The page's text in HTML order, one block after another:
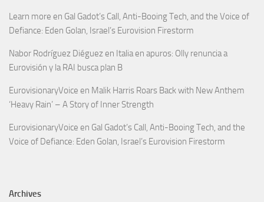
Learn more en Gal Gadot’s Call, Anti-Booing Tech, and the Voice of
Defiance: Eden Golan, Israel’s Eurovision Firestorm
Nabor Rodríguez Diéguez en Italia en apuros: Olly renuncia a
Eurovisión y la RAI busca plan B
EurovisionaryVoice en Malik Harris Roars Back with New Anthem
‘Heavy Rain’ – A Story of Inner Strength
EurovisionaryVoice en Gal Gadot’s Call, Anti-Booing Tech, and the
Voice of Defiance: Eden Golan, Israel’s Eurovision Firestorm
Archives